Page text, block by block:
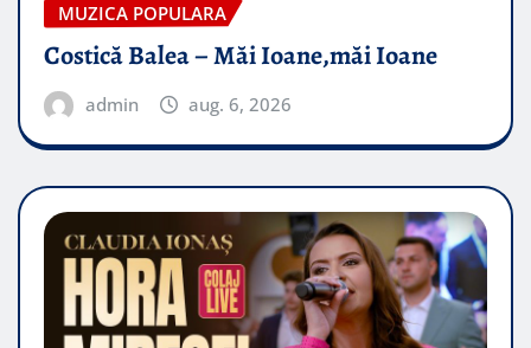
MUZICA POPULARA
Costică Balea – Măi Ioane,măi Ioane
admin aug. 6, 2026